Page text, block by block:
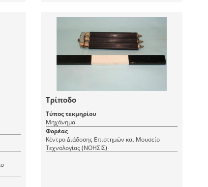
Τρίποδο
Τύπος τεκμηρίου
Μηχάνημα
Φορέας
Κέντρο Διάδοσης Επιστημών και Μουσείο
Τεχνολογίας (ΝΟΗΣΙΣ)